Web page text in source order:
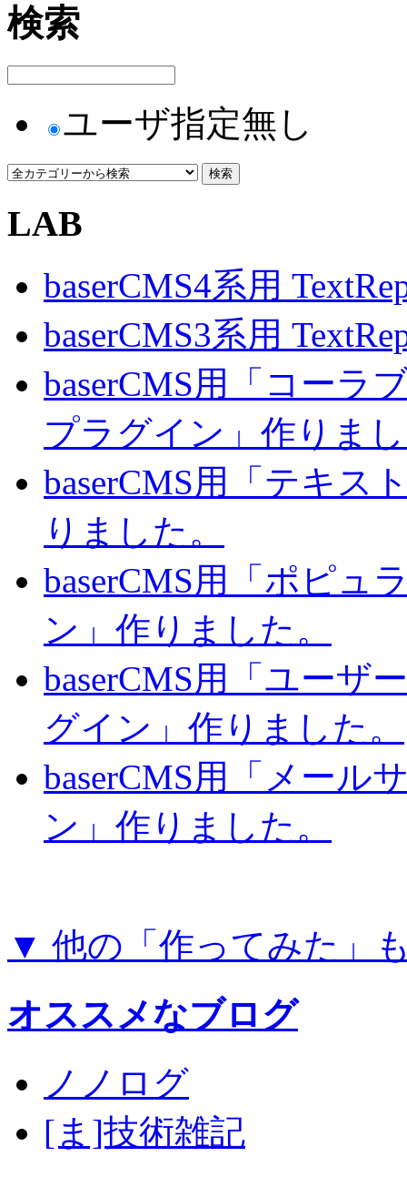
検索
ユーザ指定無し
LAB
baserCMS4系用
baserCMS3系用
baserCMS用「コーラ
プラグイン」作りま
baserCMS用「テキス
りました。
baserCMS用「ポピュ
ン」作りました。
baserCMS用「ユーザ
グイン」作りました。
baserCMS用「メール
ン」作りました。
▼ 他の「作ってみた」
オススメなブログ
ノノログ
[ま]技術雑記